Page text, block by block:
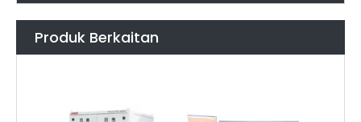
Produk Berkaitan